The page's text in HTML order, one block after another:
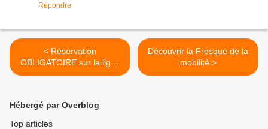
Répondre
< Réservation
OBLIGATOIRE sur la ligne
du Grau du Roi
Découvrir la Fresque de la
mobilité >
Hébergé par Overblog
Top articles